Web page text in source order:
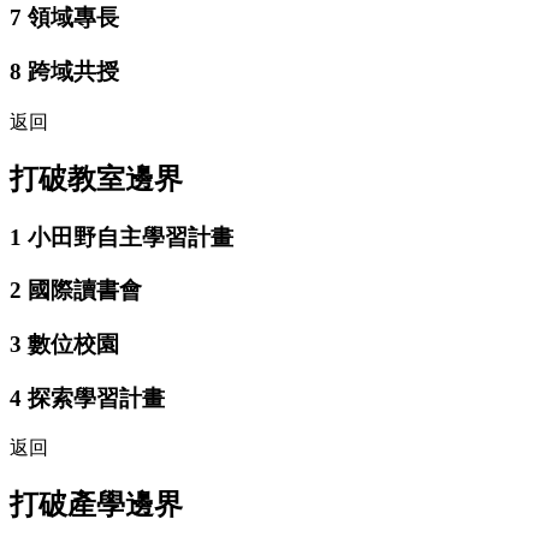
7 領域專長
8 跨域共授
返回
打破教室邊界
1 小田野自主學習計畫
2 國際讀書會
3 數位校園
4 探索學習計畫
返回
打破產學邊界